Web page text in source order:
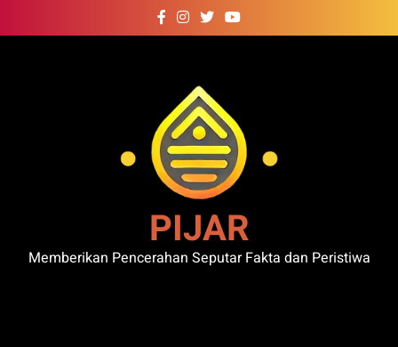
to
PIJAR
Memberikan Pencerahan Seputar Fakta dan Peristiwa